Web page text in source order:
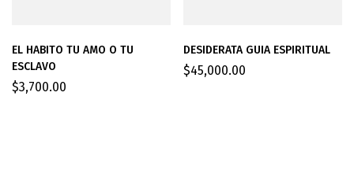
EL HABITO TU AMO O TU
ESCLAVO
$3,700.00
DESIDERATA GUIA ESPIRITUAL
$45,000.00